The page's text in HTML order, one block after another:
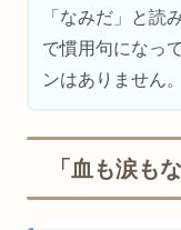
「なみだ」と読
で慣用句になっ
ンはありません。
「血も涙も